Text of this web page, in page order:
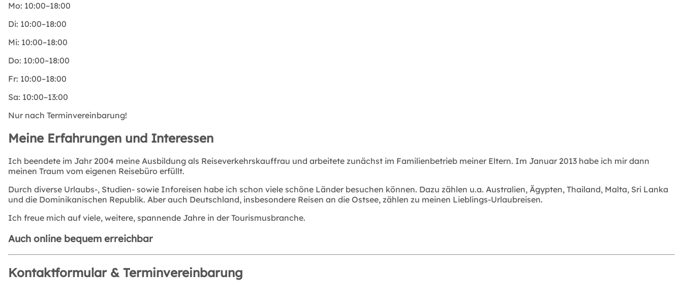
Mo: 10:00–18:00
Di: 10:00–18:00
Mi: 10:00–18:00
Do: 10:00–18:00
Fr: 10:00–18:00
Sa: 10:00–13:00
Nur nach Terminvereinbarung!
Meine Erfahrungen und Interessen
Ich beendete im Jahr 2004 meine Ausbildung als Reiseverkehrskauffrau und arbeitete zunächst im Familienbetrieb meiner Eltern. Im Januar 2013 habe ich mir dann
meinen Traum vom eigenen Reisebüro erfüllt.
Durch diverse Urlaubs-, Studien- sowie Inforeisen habe ich schon viele schöne Länder besuchen können. Dazu zählen u.a. Australien, Ägypten, Thailand, Malta, Sri Lanka
und die Dominikanischen Republik. Aber auch Deutschland, insbesondere Reisen an die Ostsee, zählen zu meinen Lieblings-Urlaubreisen.
Ich freue mich auf viele, weitere, spannende Jahre in der Tourismusbranche.
Auch online bequem erreichbar
Kontaktformular & Terminvereinbarung